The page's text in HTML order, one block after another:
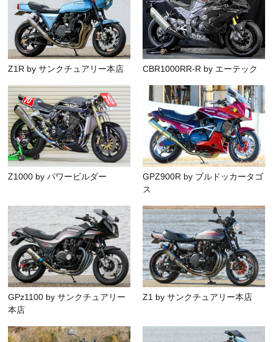
Z1R by サンクチュアリー本店 CBR1000RR-R by エーテック
Z1000 by パワービルダー
GPZ900R by ブルドッカータゴ
ス
GPz1100 by サンクチュアリー
本店
Z1 by サンクチュアリー本店